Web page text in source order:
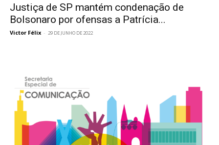
Justiça de SP mantém condenação de
Bolsonaro por ofensas a Patrícia...
Victor Félix - 29 DE JUNHO DE 2022